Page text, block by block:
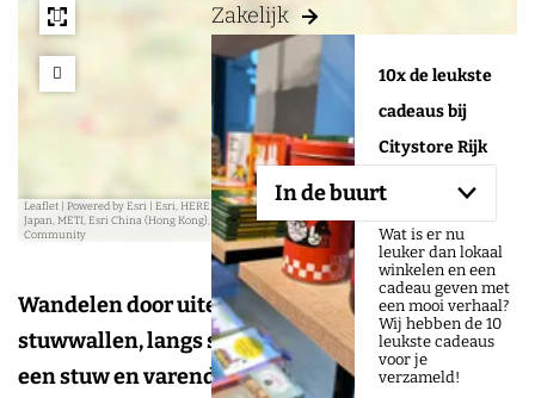
Zakelijk
10x de leukste
cadeaus bij
Citystore Rijk
van Nijmegen
Wat is er nu
leuker dan lokaal
winkelen en een
cadeau geven met
een mooi verhaal?
Wij hebben de 10
leukste cadeaus
voor je
verzameld!
In de buurt
a
d
d
r
e
s
s
Leaflet
Powered by Esri | Esri, HERE, Garmin, USGS, Intermap, INCREMENT P, NRCAN, Esri
Japan, METI, Esri China (Hong Kong), NOSTRA, © OpenStreetMap contributors, and the GIS User
Community
Aangeboden door:
Wandelen door uiterwaarden, langs dijken, over
stuwwallen, langs steenfabrieken, een kasteel,
een stuw en varend naar de overkant. Een extra